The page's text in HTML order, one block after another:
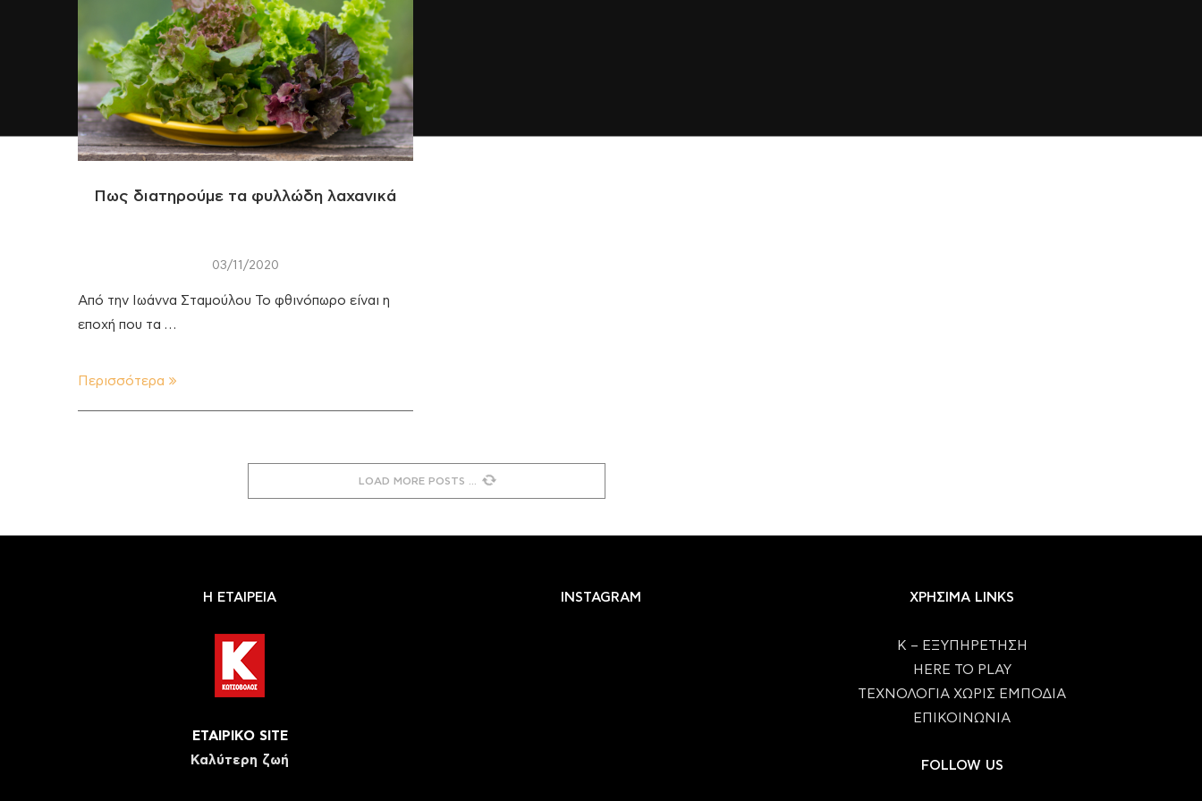
Πως διατηρούμε τα φυλλώδη λαχανικά
03/11/2020
Από την Ιωάννα Σταμούλου Το φθινόπωρο είναι η
εποχή που τα …
Περισσότερα
LOAD MORE POSTS
Η ΕΤΑΙΡΕΙΑ
ΕΤΑΙΡΙΚΟ SITE
Καλύτερη ζωή
INSTAGRAM ΧΡΗΣΙΜΑ LINKS
Κ – ΕΞΥΠΗΡΕΤΗΣΗ
HERE TO PLAY
ΤΕΧΝΟΛΟΓΙΑ ΧΩΡΙΣ ΕΜΠΟΔΙΑ
ΕΠΙΚΟΙΝΩΝΙΑ
FOLLOW US